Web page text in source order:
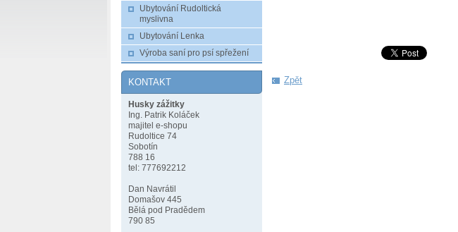
Zpět
Ubytování Rudoltická
myslivna
Ubytování Lenka
Výroba saní pro psí spřežení
KONTAKT
Husky zážitky
Ing. Patrik Koláček
majitel e-shopu
Rudoltice 74
Sobotín
788 16
tel: 777692212
Dan Navrátil
Domašov 445
Bělá pod Pradědem
790 85